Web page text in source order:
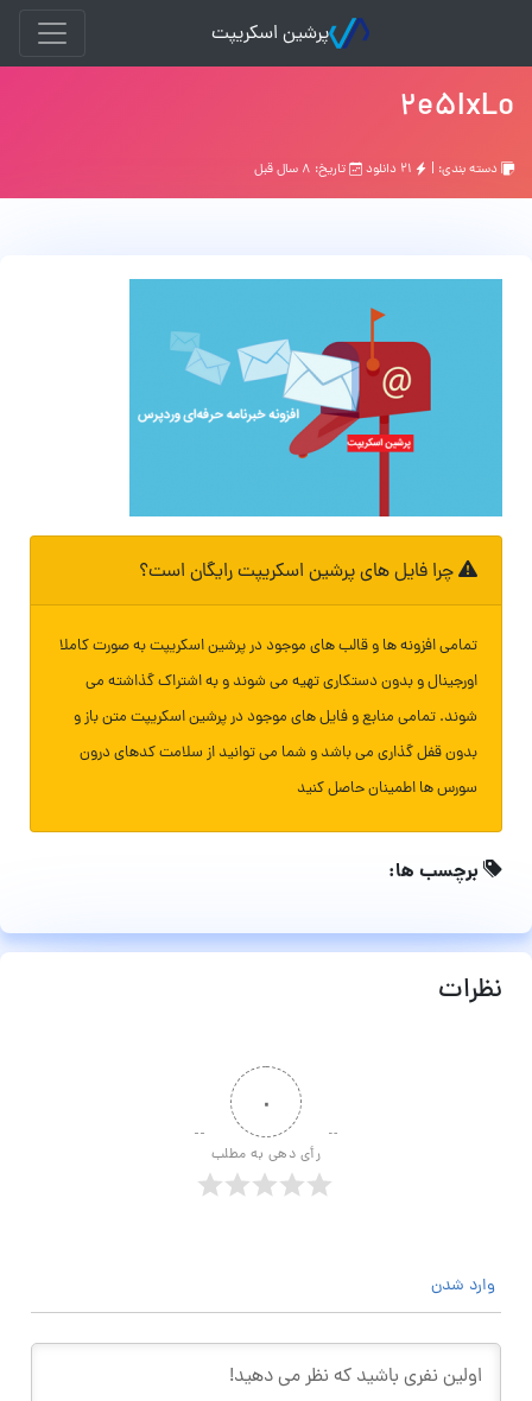
پرشین اسکریپت
2e5IxLo
دسته بندی: | تاریخ: ۸ سال قبل
چرا فایل های پرشین اسکریپت رایگان است؟
تمامی افزونه ها و قالب های موجود در پرشین اسکریپت به صورت کاملا
اورجینال و بدون دستکاری تهیه می شوند و به اشتراک گذاشته می
شوند. تمامی منابع و فایل های موجود در پرشین اسکریپت متن باز و
بدون قفل گذاری می باشد و شما می توانید از سلامت کدهای درون
سورس ها اطمینان حاصل کنید
برچسب ها:
نظرات
۰
رأی دهی به مطلب
وارد شدن